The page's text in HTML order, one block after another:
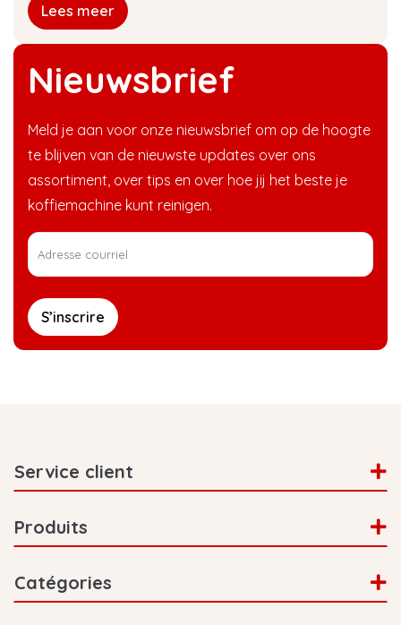
Nieuwsbrief
Meld je aan voor onze nieuwsbrief om op de hoogte
te blijven van de nieuwste updates over ons
assortiment, over tips en over hoe jij het beste je
koffiemachine kunt reinigen.
S’inscrire
Lees meer
Service client
Produits
Catégories